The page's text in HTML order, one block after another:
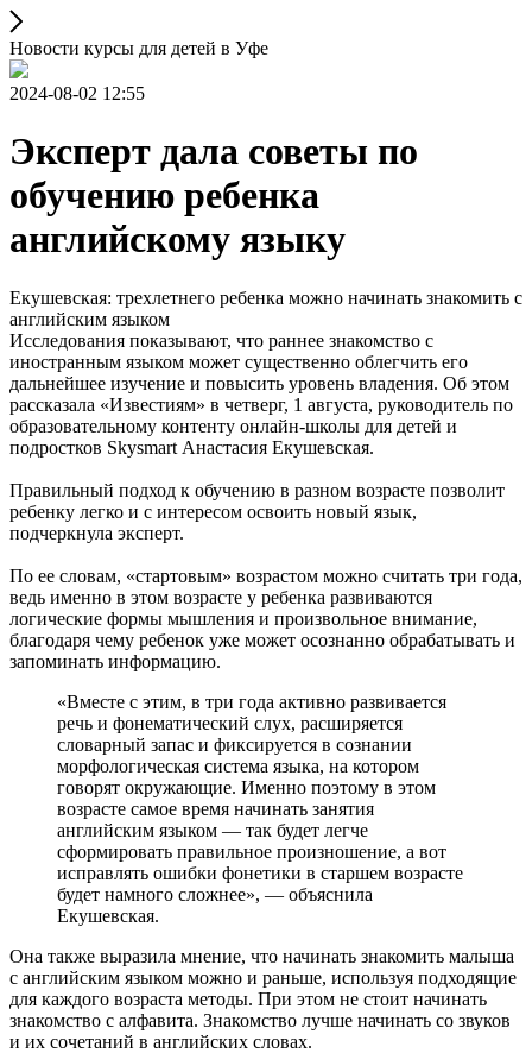
Новости курсы для детей в Уфе
2024-08-02 12:55
Эксперт дала советы по
обучению ребенка
английскому языку
Екушевская: трехлетнего ребенка можно начинать знакомить с
английским языком
Исследования показывают, что раннее знакомство с
иностранным языком может существенно облегчить его
дальнейшее изучение и повысить уровень владения. Об этом
рассказала «Известиям» в четверг, 1 августа, руководитель по
образовательному контенту онлайн-школы для детей и
подростков Skysmart Анастасия Екушевская.
Правильный подход к обучению в разном возрасте позволит
ребенку легко и с интересом освоить новый язык,
подчеркнула эксперт.
По ее словам, «стартовым» возрастом можно считать три года,
ведь именно в этом возрасте у ребенка развиваются
логические формы мышления и произвольное внимание,
благодаря чему ребенок уже может осознанно обрабатывать и
запоминать информацию.
«Вместе с этим, в три года активно развивается
речь и фонематический слух, расширяется
словарный запас и фиксируется в сознании
морфологическая система языка, на котором
говорят окружающие. Именно поэтому в этом
возрасте самое время начинать занятия
английским языком — так будет легче
сформировать правильное произношение, а вот
исправлять ошибки фонетики в старшем возрасте
будет намного сложнее», — объяснила
Екушевская.
Она также выразила мнение, что начинать знакомить малыша
с английским языком можно и раньше, используя подходящие
для каждого возраста методы. При этом не стоит начинать
знакомство с алфавита. Знакомство лучше начинать со звуков
и их сочетаний в английских словах.